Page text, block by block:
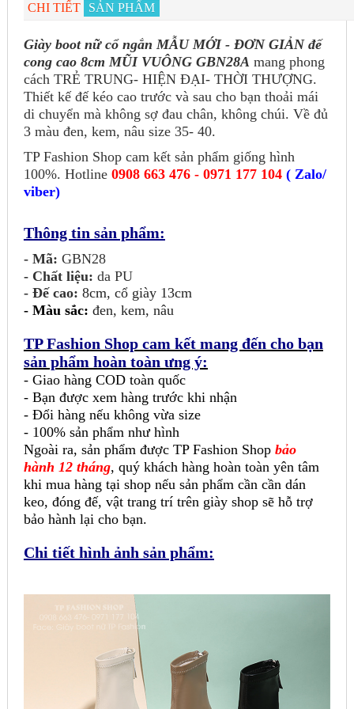
CHI TIẾT SẢN PHẨM
Giày boot nữ cổ ngắn MẪU MỚI - ĐƠN GIẢN đế
cong cao 8cm MŨI VUÔNG GBN28A mang phong
cách TRẺ TRUNG- HIỆN ĐẠI- THỜI THƯỢNG.
Thiết kế đế kéo cao trước và sau cho bạn thoải mái
di chuyển mà không sợ đau chân, không chúi. Về đủ
3 màu đen, kem, nâu size 35- 40.
TP Fashion Shop cam kết sản phẩm giống hình
100%. Hotline 0908 663 476 - 0971 177 104 ( Zalo/
viber)
Thông tin sản phẩm:
- Mã: GBN28
- Chất liệu: da PU
- Đế cao: 8cm, cổ giày 13cm
- Màu sắc: đen, kem, nâu
TP Fashion Shop cam kết mang đến cho bạn
sản phẩm hoàn toàn ưng ý:
- Giao hàng COD toàn quốc
- Bạn được xem hàng trước khi nhận
- Đổi hàng nếu không vừa size
- 100% sản phẩm như hình
Ngoài ra, sản phẩm được TP Fashion Shop bảo
hành 12 tháng, quý khách hàng hoàn toàn yên tâm
khi mua hàng tại shop nếu sản phẩm cần cần dán
keo, đóng đế, vật trang trí trên giày shop sẽ hỗ trợ
bảo hành lại cho bạn.
Chi tiết hình ảnh sản phẩm: